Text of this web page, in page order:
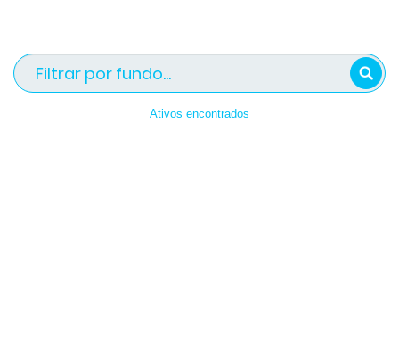
Ativos encontrados